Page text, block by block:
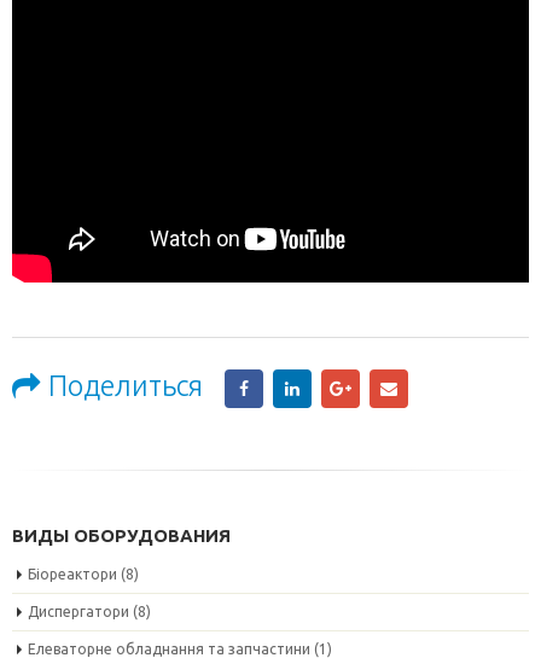
Поделиться
ВИДЫ ОБОРУДОВАНИЯ
Біореактори (8)
Диспергатори (8)
Елеваторне обладнання та запчастини (1)